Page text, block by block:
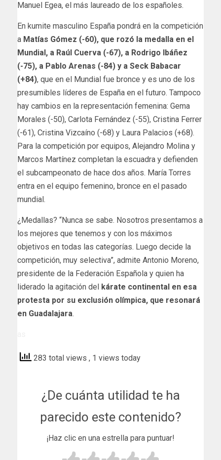
Manuel Egea, el más laureado de los españoles.
En kumite masculino España pondrá en la competición
a Matías Gómez (-60), que rozó la medalla en el
Mundial, a Raúl Cuerva (-67), a Rodrigo Ibáñez
(-75), a Pablo Arenas (-84) y a Seck Babacar
(+84), que en el Mundial fue bronce y es uno de los
presumibles líderes de España en el futuro. Tampoco
hay cambios en la representación femenina: Gema
Morales (-50), Carlota Fernández (-55), Cristina Ferrer
(-61), Cristina Vizcaíno (-68) y Laura Palacios (+68).
Para la competición por equipos, Alejandro Molina y
Marcos Martínez completan la escuadra y defienden
el subcampeonato de hace dos años. María Torres
entra en el equipo femenino, bronce en el pasado
mundial.
¿Medallas? “Nunca se sabe. Nosotros presentamos a
los mejores que tenemos y con los máximos
objetivos en todas las categorías. Luego decide la
competición, muy selectiva”, admite Antonio Moreno,
presidente de la Federación Española y quien ha
liderado la agitación del
kárate continental en esa
protesta por su exclusión olímpica, que resonará
en Guadalajara.
283 total views , 1 views today
¿De cuánta utilidad te ha
parecido este contenido?
¡Haz clic en una estrella para puntuar!